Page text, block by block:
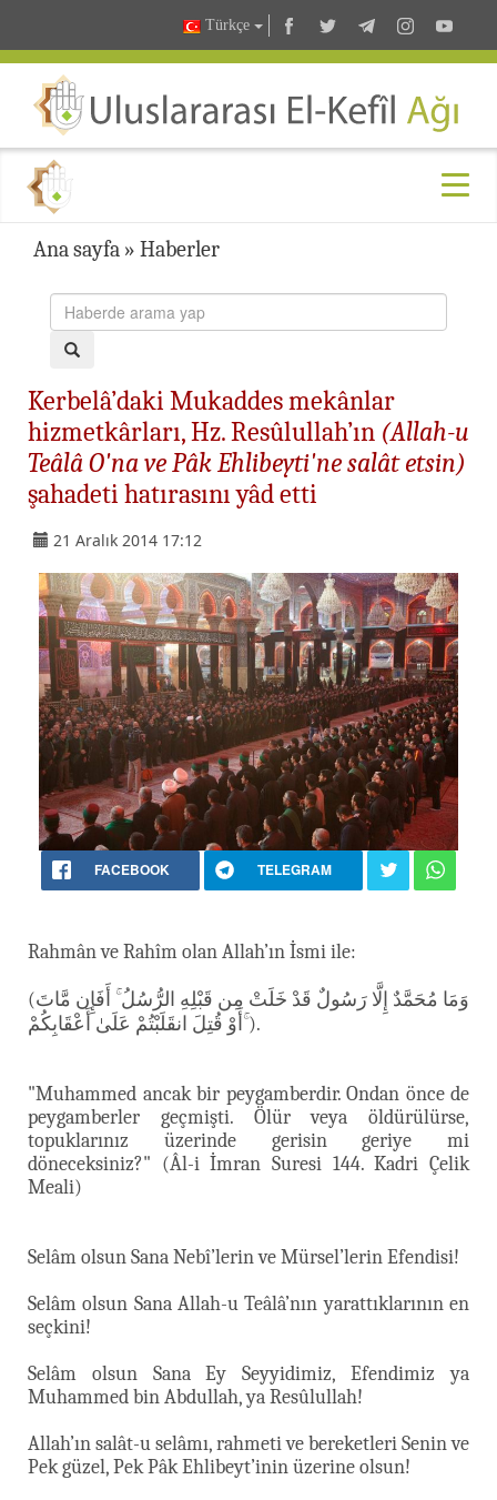
Türkçe
Ana sayfa » Haberler
Kerbelâ’daki Mukaddes mekânlar
hizmetkârları, Hz. Resûlullah’ın (Allah-u
Teâlâ O'na ve Pâk Ehlibeyti'ne salât etsin)
şahadeti hatırasını yâd etti
21 Aralık 2014 17:12
FACEBOOK TELEGRAM
Rahmân ve Rahîm olan Allah’ın İsmi ile:
(وَمَا مُحَمَّدٌ إِلَّا رَسُولٌ قَدْ خَلَتْ مِن قَبْلِهِ الرُّسُلُ ۚ أَفَإِن مَّاتَ
أَوْ قُتِلَ انقَلَبْتُمْ عَلَىٰ أَعْقَابِكُمْ ۚ).
"Muhammed ancak bir peygamberdir. Ondan önce de
peygamberler geçmişti. Ölür veya öldürülürse,
topuklarınız üzerinde gerisin geriye mi
döneceksiniz?" (Âl-i İmran Suresi 144. Kadri Çelik
Meali)
Selâm olsun Sana Nebî’lerin ve Mürsel’lerin Efendisi!
Selâm olsun Sana Allah-u Teâlâ’nın yarattıklarının en
seçkini!
Selâm olsun Sana Ey Seyyidimiz, Efendimiz ya
Muhammed bin Abdullah, ya Resûlullah!
Allah’ın salât-u selâmı, rahmeti ve bereketleri Senin ve
Pek güzel, Pek Pâk Ehlibeyt’inin üzerine olsun!